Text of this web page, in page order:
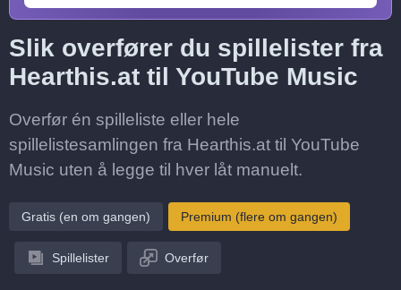
Slik overfører du spillelister fra
Hearthis.at til YouTube Music
Overfør én spilleliste eller hele
spillelistesamlingen fra Hearthis.at til YouTube
Music uten å legge til hver låt manuelt.
Gratis (en om gangen) Premium (flere om gangen)
Spillelister Overfør